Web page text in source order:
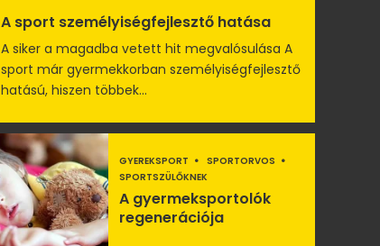
A sport személyiségfejlesztő hatása
A siker a magadba vetett hit megvalósulása A
sport már gyermekkorban személyiségfejlesztő
hatású, hiszen többek...
GYEREKSPORT
SPORTORVOS
SPORTSZÜLŐKNEK
A gyermeksportolók
regenerációja